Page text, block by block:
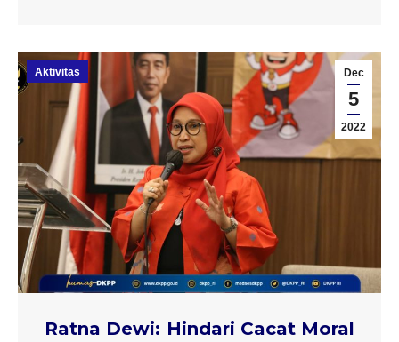
Dec
5
2022
Aktivitas
Ratna Dewi: Hindari Cacat Moral